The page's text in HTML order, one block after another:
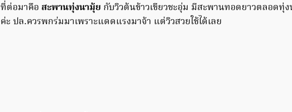
ที่ต่อมาคือ สะพานทุ่งนามุ้ย กับวิวต้นข้าวเขียวชะอุ่ม มีสะพานทอดยาวตลอดทุ่
ค่ะ ปล.ควรพกร่มมาเพราะแดดแรงมาจ้า แต่วิวสวยใช้ได้เลย